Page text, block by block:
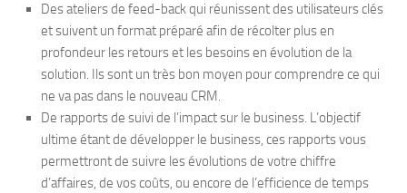
Des ateliers de feed-back qui réunissent des utilisateurs clés
et suivent un format préparé afin de récolter plus en
profondeur les retours et les besoins en évolution de la
solution. Ils sont un très bon moyen pour comprendre ce qui
ne va pas dans le nouveau CRM.
De rapports de suivi de l’impact sur le business. L’objectif
ultime étant de développer le business, ces rapports vous
permettront de suivre les évolutions de votre chiffre
d’affaires, de vos coûts, ou encore de l’efficience de temps